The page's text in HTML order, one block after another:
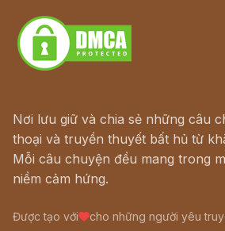
Nơi lưu giữ và chia sẻ những câu
thoại và truyền thuyết bất hủ từ
Mỗi câu chuyện đều mang trong
niềm cảm hứng.
Được tạo với cho những người yêu